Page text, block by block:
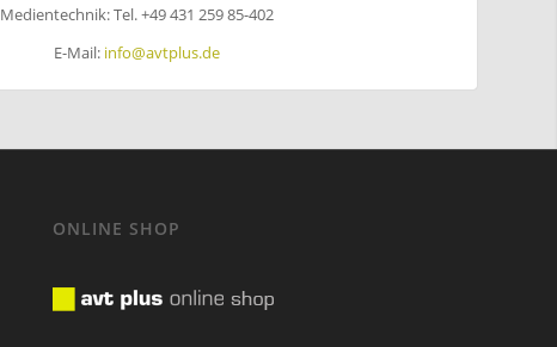
Medientechnik: Tel. +49 431 259 85-402
E-Mail: info@avtplus.de
ONLINE SHOP